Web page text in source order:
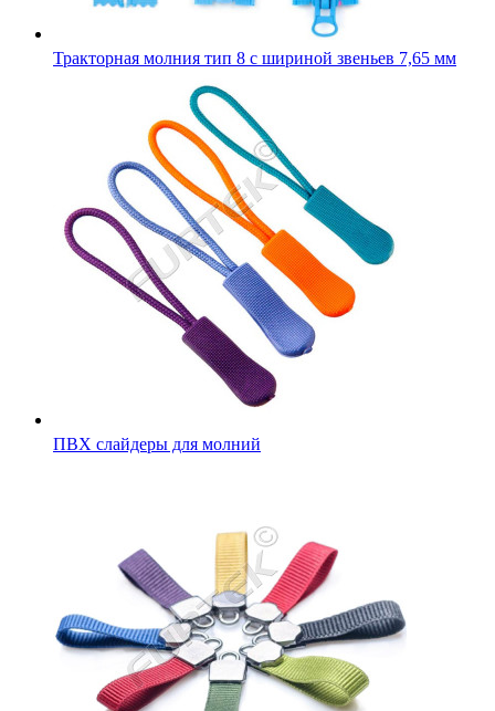
Тракторная молния тип 8 с шириной звеньев 7,65 мм
ПВХ слайдеры для молний